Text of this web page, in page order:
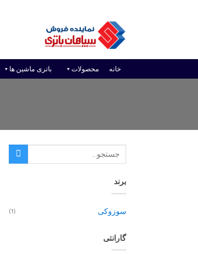
خانه محصولات باتری ماشین ها
برند
سوزوکی (1)
گارانتی